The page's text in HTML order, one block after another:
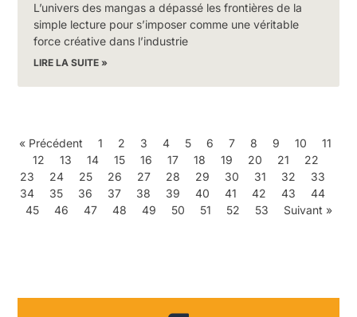
L’univers des mangas a dépassé les frontières de la
simple lecture pour s’imposer comme une véritable
force créative dans l’industrie
LIRE LA SUITE »
« Précédent 1 2 3 4 5 6 7 8 9 10
11
12
13 14 15 16 17 18 19 20 21
22
23
24 25 26 27 28 29 30 31 32
33
34
35 36 37 38 39 40 41 42 43
44
45
46 47 48 49 50 51 52 53 Suivant »